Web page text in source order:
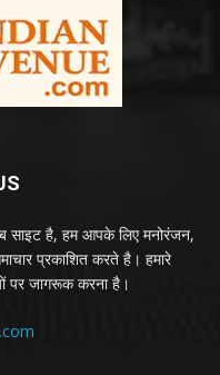
है, हम आपके लिए मनोरंजन,
प्रकाशित करते है। हमारे
पर जागरूक करना है।